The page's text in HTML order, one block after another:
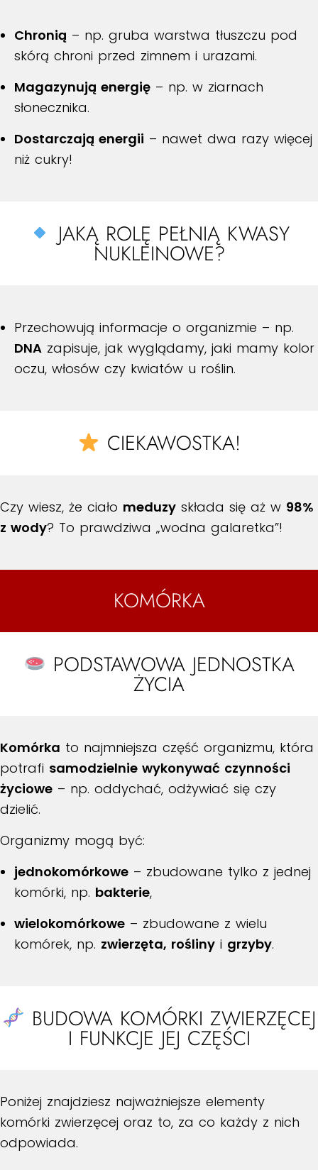
Chronią – np. gruba warstwa tłuszczu pod
skórą chroni przed zimnem i urazami.
Magazynują energię – np. w ziarnach
słonecznika.
Dostarczają energii – nawet dwa razy więcej
niż cukry!
JAKĄ ROLĘ PEŁNIĄ KWASY
NUKLEINOWE?
Przechowują informacje o organizmie – np.
DNA zapisuje, jak wyglądamy, jaki mamy kolor
oczu, włosów czy kwiatów u roślin.
CIEKAWOSTKA!
Czy wiesz, że ciało meduzy składa się aż w 98%
z wody? To prawdziwa „wodna galaretka”!
KOMÓRKA
PODSTAWOWA JEDNOSTKA
ŻYCIA
Komórka to najmniejsza część organizmu, która
potrafi samodzielnie wykonywać czynności
życiowe – np. oddychać, odżywiać się czy
dzielić.
Organizmy mogą być:
jednokomórkowe – zbudowane tylko z jednej
komórki, np. bakterie,
wielokomórkowe – zbudowane z wielu
komórek, np. zwierzęta, rośliny i grzyby.
BUDOWA KOMÓRKI ZWIERZĘCEJ
I FUNKCJE JEJ CZĘŚCI
Poniżej znajdziesz najważniejsze elementy
komórki zwierzęcej oraz to, za co każdy z nich
odpowiada.